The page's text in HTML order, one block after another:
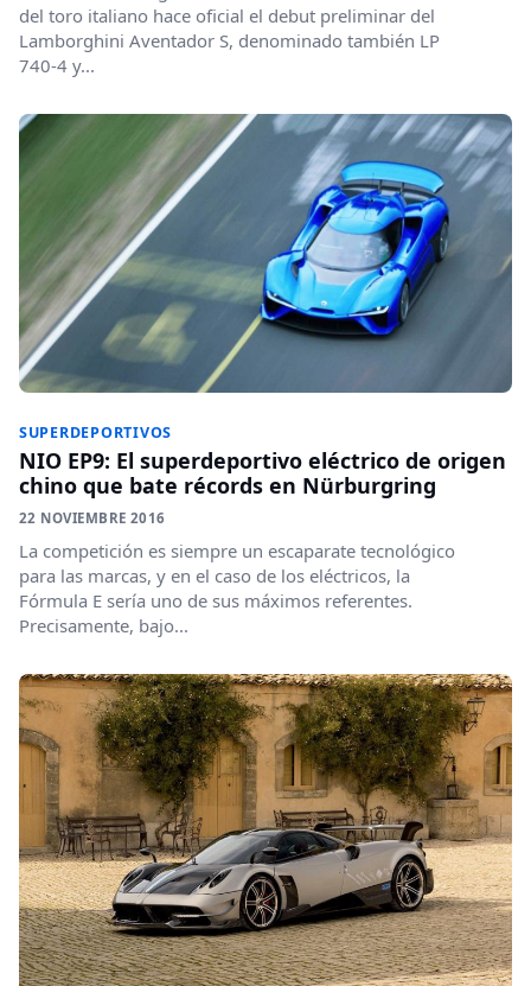
del toro italiano hace oficial el debut preliminar del
Lamborghini Aventador S, denominado también LP
740-4 y...
SUPERDEPORTIVOS
NIO EP9: El superdeportivo eléctrico de origen
chino que bate récords en Nürburgring
22 NOVIEMBRE 2016
La competición es siempre un escaparate tecnológico
para las marcas, y en el caso de los eléctricos, la
Fórmula E sería uno de sus máximos referentes.
Precisamente, bajo...